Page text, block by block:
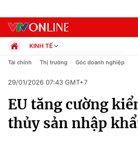
Chuyên mục
Chính trị
KINH TẾ
Chính trị
Pháp luật
Kinh tế
Thể thao
Truyền hình
Tài chính Thị trường Góc doanh nghiệp
29/01/2026 07:43 GMT+7
EU tăng cường
thủy sản nhập